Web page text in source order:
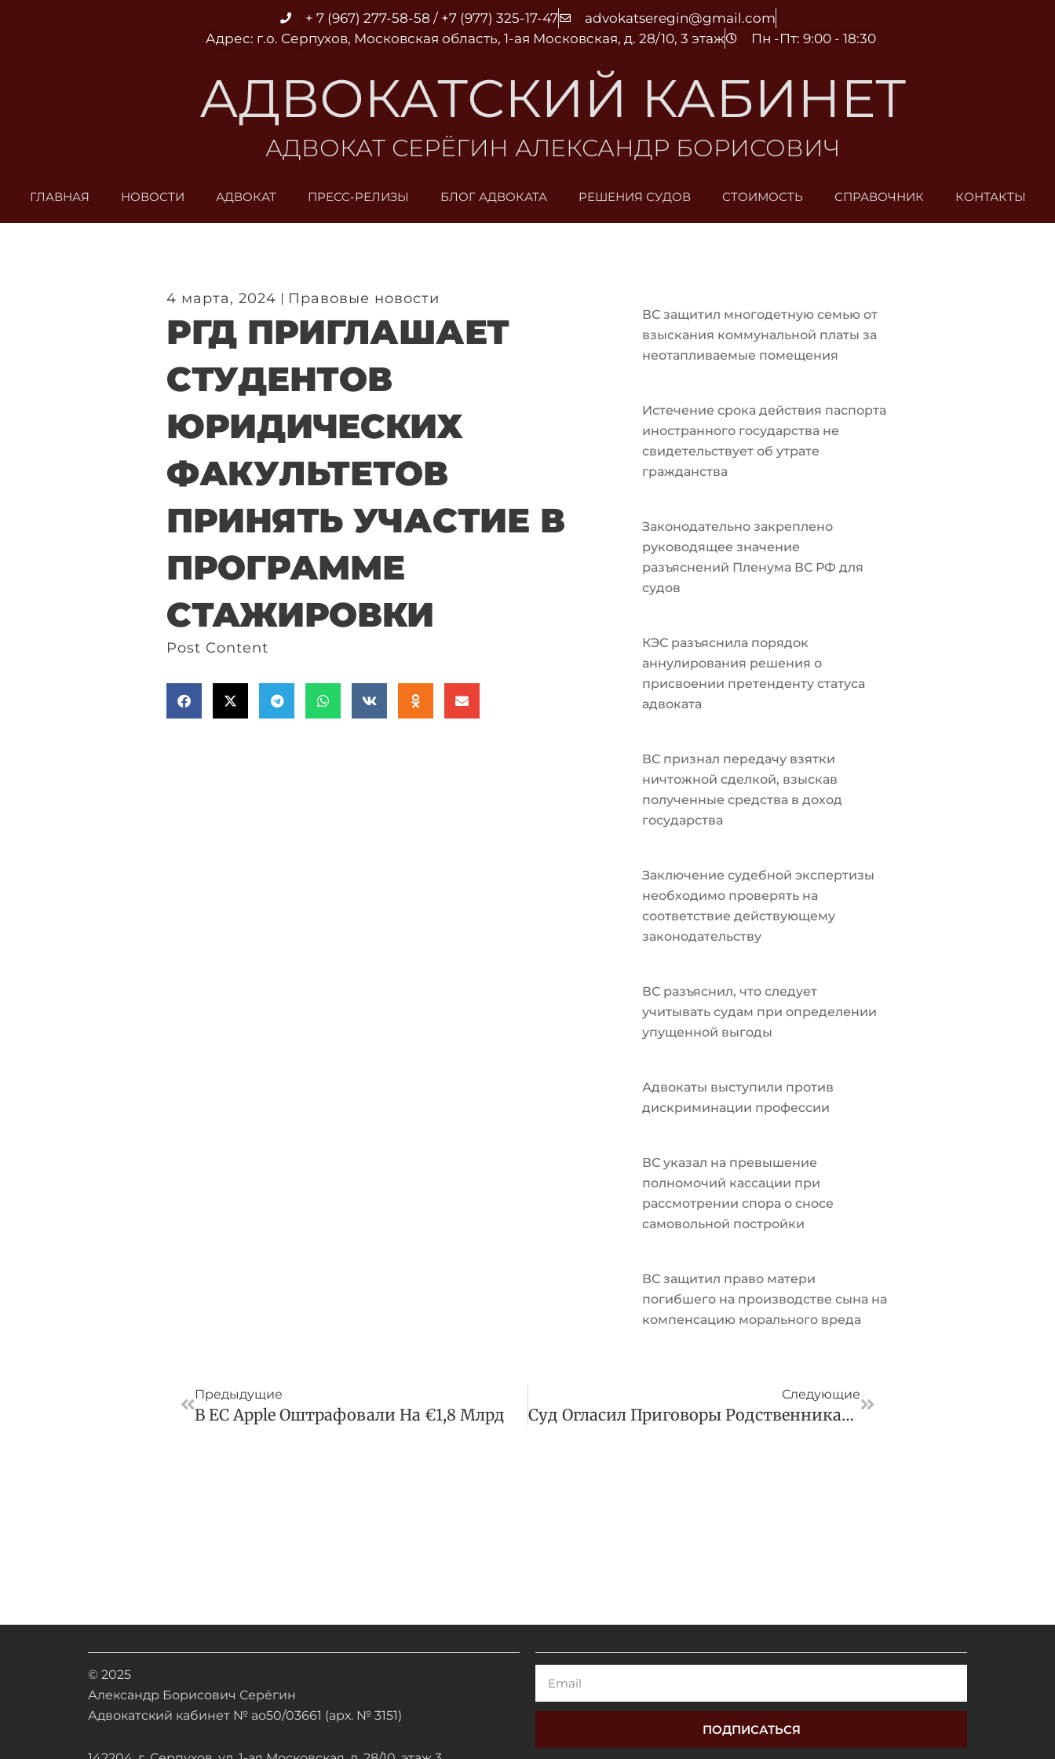
+ 7 (967) 277-58-58 / +7 (977) 325-17-47
advokatseregin@gmail.com
Адрес: г.о. Серпухов, Московская область, 1-ая Московская, д. 28/10, 3 этаж
Пн -Пт: 9:00 - 18:30
АДВОКАТСКИЙ КАБИНЕТ
АДВОКАТ СЕРЁГИН АЛЕКСАНДР БОРИСОВИЧ
ГЛАВНАЯ НОВОСТИ АДВОКАТ ПРЕСС-РЕЛИЗЫ БЛОГ АДВОКАТА РЕШЕНИЯ СУДОВ СТОИМОСТЬ СПРАВОЧНИК КОНТАКТЫ
4 марта, 2024 Правовые новости
РГД ПРИГЛАШАЕТ
СТУДЕНТОВ
ЮРИДИЧЕСКИХ
ФАКУЛЬТЕТОВ
ПРИНЯТЬ УЧАСТИЕ В
ПРОГРАММЕ
СТАЖИРОВКИ
Post Content
ВС защитил многодетную семью от
взыскания коммунальной платы за
неотапливаемые помещения
Истечение срока действия паспорта
иностранного государства не
свидетельствует об утрате
гражданства
Законодательно закреплено
руководящее значение
разъяснений Пленума ВС РФ для
судов
КЭС разъяснила порядок
аннулирования решения о
присвоении претенденту статуса
адвоката
ВС признал передачу взятки
ничтожной сделкой, взыскав
полученные средства в доход
государства
Заключение судебной экспертизы
необходимо проверять на
соответствие действующему
законодательству
ВС разъяснил, что следует
учитывать судам при определении
упущенной выгоды
Адвокаты выступили против
дискриминации профессии
ВС указал на превышение
полномочий кассации при
рассмотрении спора о сносе
самовольной постройки
ВС защитил право матери
погибшего на производстве сына на
компенсацию морального вреда
Предыдущие
В ЕС Apple Оштрафовали На €1,8 Млрд
Следующие
Суд Огласил Приговоры Родственникам Арашукова
© 2025
Александр Борисович Серёгин
Адвокатский кабинет № ао50/03661 (арх. № 3151)
ПОДПИСАТЬСЯ